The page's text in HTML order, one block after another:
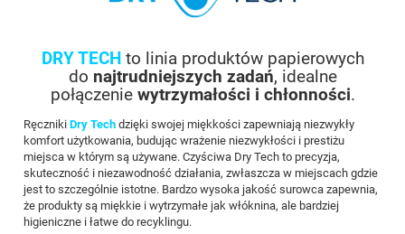
DRY TECH to linia produktów papierowych
do najtrudniejszych zadań, idealne
połączenie wytrzymałości i chłonności.
Ręczniki Dry Tech dzięki swojej miękkości zapewniają niezwykły
komfort użytkowania, budując wrażenie niezwykłości i prestiżu
miejsca w którym są używane. Czyściwa Dry Tech to precyzja,
skuteczność i niezawodność działania, zwłaszcza w miejscach gdzie
jest to szczególnie istotne. Bardzo wysoka jakość surowca zapewnia,
że produkty są miękkie i wytrzymałe jak włóknina, ale bardziej
higieniczne i łatwe do recyklingu.